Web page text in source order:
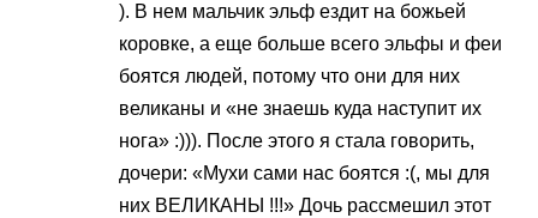
). В нем мальчик эльф ездит на божьей
коровке, а еще больше всего эльфы и феи
боятся людей, потому что они для них
великаны и «не знаешь куда наступит их
нога» :))). После этого я стала говорить,
дочери: «Мухи сами нас боятся :(, мы для
них ВЕЛИКАНЫ !!!» Дочь рассмешил этот